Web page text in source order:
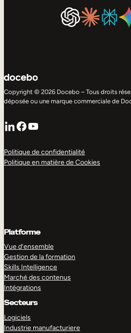
Copyright © 2026 Docebo – Tous droits
déposée ou une marque commerciale de
LinkedIn
Facebook
YouTube
Politique de confidentialité
Politique en matière de Cookies
Platforme
Vue d’ensemble
Gestion de la formation
Skills Intelligence
Marché des contenus
Intégrations
Secteurs
Logiciels
Industrie manufacturiere